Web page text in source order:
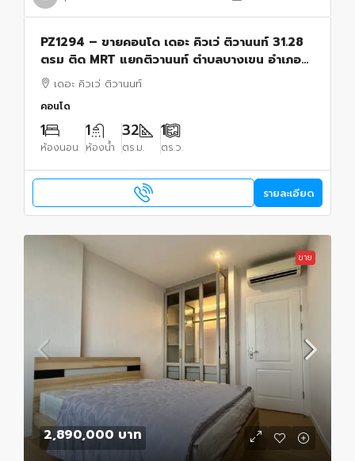
PZ1294 – ขายคอนโด เดอะ คิวเว่ ติวานนท์ 31.28
ตรม ติด MRT แยกติวานนท์ ตำบลบางเขน อำเภอ
เมือง จังหวัดนนทบุรี
เดอะ คิวเว่ ติวานนท์
คอนโด
1
ห้องนอน
1
ห้องน้ำ
32
ตร.ม.
1
ตร.ว.
รายละเอียด
ขาย
2,890,000 บาท